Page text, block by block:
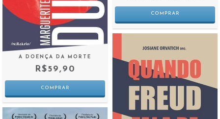
A DOENÇA DA MORTE
R$59,90